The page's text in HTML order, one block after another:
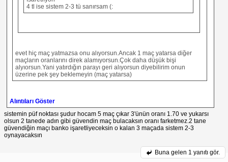
4 tl ise sistem 2-3 tü sanırsam (:
evet hiç maç yatmazsa onu alıyorsun.Ancak 1 maç yatarsa diğer
maçların oranlarını direk alamıyorsun.Çok daha düşük bişi
alyıorsun.Yani yatırdığın parayı geri alıyorsun diyebilirim onun
üzerine pek şey beklemeyin (maç yatarsa)
Alıntıları Göster
sistemin püf noktası şudur hocam 5 maç çıkar 3'ünün oranı 1.70 ve yukarsı
olsun 2 tanede adın gibi güvendin maç bulacaksın oranı farketmez.2 tane
güvendiğin maçı banko işaretliyeceksin o kalan 3 maçada sistem 2-3
oynayacaksın
Buna gelen 1 yanıtı gör.